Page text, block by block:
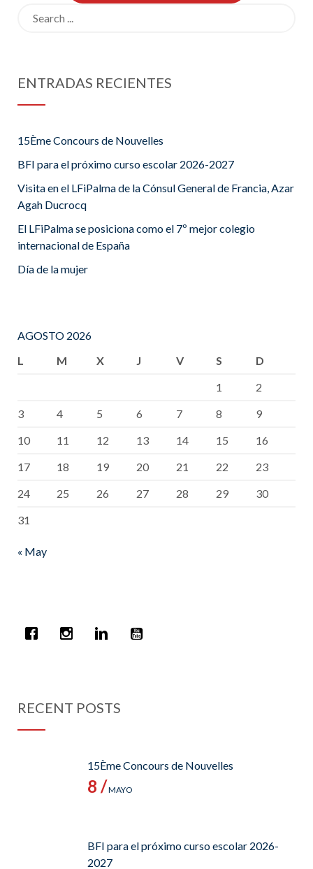
ENTRADAS RECIENTES
15Ème Concours de Nouvelles
BFI para el próximo curso escolar 2026-2027
Visita en el LFiPalma de la Cónsul General de Francia, Azar
Agah Ducrocq
El LFiPalma se posiciona como el 7º mejor colegio
internacional de España
Día de la mujer
AGOSTO 2026
L
M X J V S
D
1
2
3
4 5 6 7 8
9
10
11 12 13 14 15
16
17
18 19 20 21 22
23
24
25 26 27 28 29
30
31
« May
RECENT POSTS
15Ème Concours de Nouvelles
8 /MAYO
BFI para el próximo curso escolar 2026-
2027